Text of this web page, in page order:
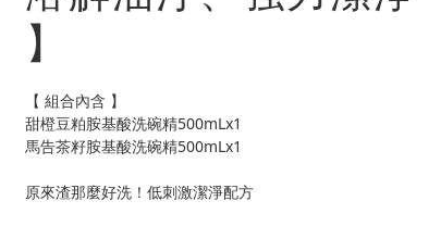
】
【 組合內含 】
甜橙豆粕胺基酸洗碗精500mLx1
馬告茶籽胺基酸洗碗精500mLx1
原來渣那麼好洗！低刺激潔淨配方